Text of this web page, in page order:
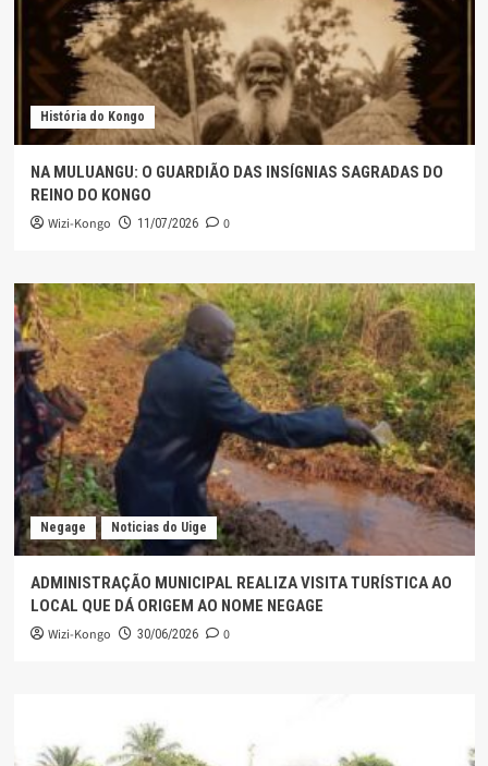
História do Kongo
NA MULUANGU: O GUARDIÃO DAS INSÍGNIAS SAGRADAS DO
REINO DO KONGO
Wizi-Kongo 11/07/2026 0
Negage Noticias do Uige
ADMINISTRAÇÃO MUNICIPAL REALIZA VISITA TURÍSTICA AO
LOCAL QUE DÁ ORIGEM AO NOME NEGAGE
Wizi-Kongo 30/06/2026 0